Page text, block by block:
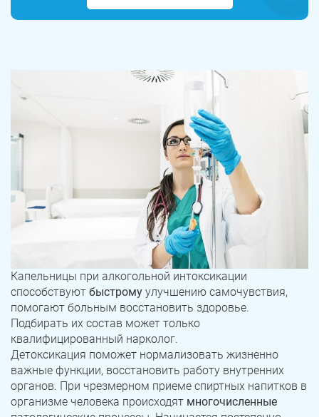
Капельницы при алкогольной интоксикации
способствуют быстрому улучшению самочувствия,
помогают больным восстановить здоровье.
Подбирать их состав может только
квалифицированный нарколог.
Детоксикация поможет нормализовать жизненно
важные функции, восстановить работу внутренних
органов. При чрезмерном приеме спиртных напитков в
организме человека происходят многочисленные